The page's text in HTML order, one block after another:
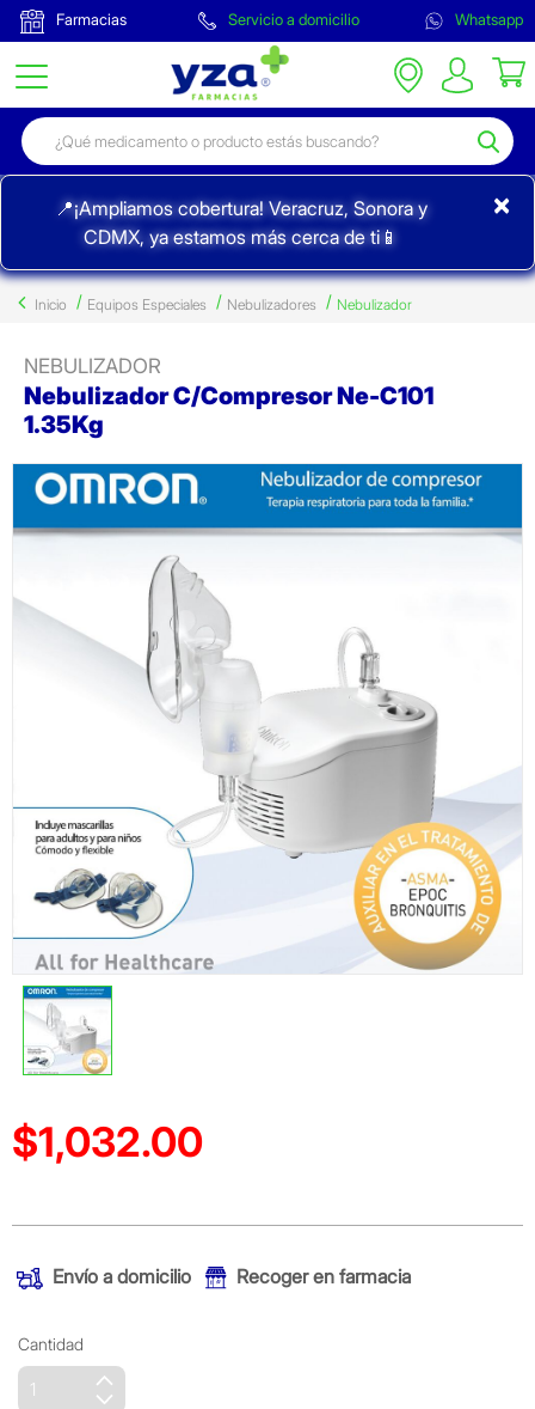
Farmacias Servicio a domicilio Whatsapp
📍¡Ampliamos cobertura! Veracruz, Sonora y
CDMX, ya estamos más cerca de ti📱
×
Inicio Equipos Especiales Nebulizadores Nebulizador
NEBULIZADOR
Nebulizador C/Compresor Ne-C101
1.35Kg
Precio reducido de
$1,032.00
Envío a domicilio Recoger en farmacia
Cantidad